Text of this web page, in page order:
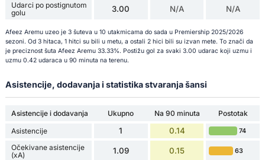
Udarci po postignutom
golu
3.00 N/A N/A
Afeez Aremu uzeo je 3 šuteva u 10 utakmicama do sada u Premiership 2025/2026
sezoni. Od 3 hitaca, 1 hitci su bili u metu, a ostali 2 hici bili su izvan mete. To znači da
je preciznost šuta Afeez Aremu 33.33%. Postižu gol za svaki 3.00 udarac koji uzmu i
uzmu 0.42 udaraca u 90 minuta na terenu.
Asistencije, dodavanja i statistika stvaranja šansi
Asistencije i dodavanja Ukupno Na 90 minuta
Postotak
Asistencije
1 0.14 74
Očekivane asistencije
(xA)
1.09 0.15 63